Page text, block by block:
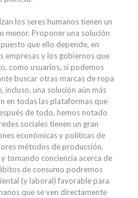
los seres humanos tienen un
menor. Proponer una solución
que ello depende, en
empresas y los gobiernos que
como usuarios, sí podemos
buscar otras marcas de ropa
incluso, una solución aún más
en todas las plataformas que
de todo, hemos notado
sociales tienen un gran
económicas y políticas de
métodos de producción,
tomando conciencia acerca de
de consumo podremos
(y laboral) favorable para
que se ven directamente